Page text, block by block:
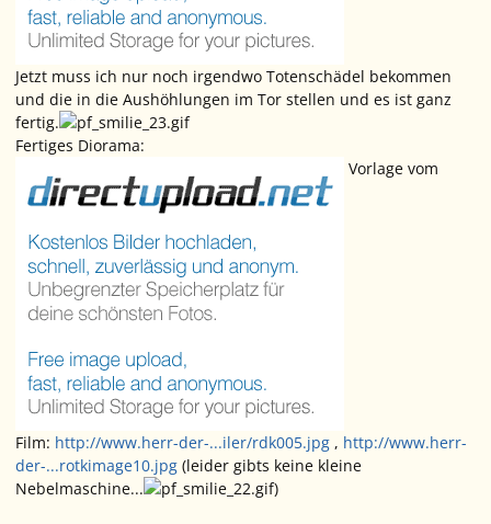
Jetzt muss ich nur noch irgendwo Totenschädel bekommen
und die in die Aushöhlungen im Tor stellen und es ist ganz
fertig.
Fertiges Diorama:
Vorlage vom
Film: http://www.herr-der-...iler/rdk005.jpg , http://www.herr-
der-...rotkimage10.jpg (leider gibts keine kleine
Nebelmaschine...
)